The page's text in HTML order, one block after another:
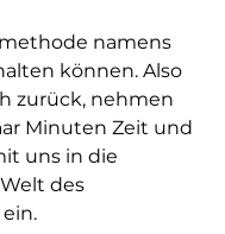
namens
können. Also
zurück, nehmen
Minuten Zeit und
uns in die
des